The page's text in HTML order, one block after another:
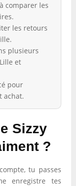
comparer les
les retours
plusieurs
et
pour
achat.
Sizzy
?
tu passes
enregistre tes